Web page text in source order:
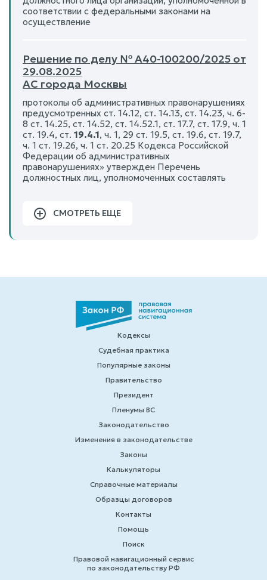
соответствии с федеральными законами на
осуществление
Решение по делу № А40-100200/2025 от
29.08.2025
АС города Москвы
протоколы об административных правонарушениях
предусмотренных ст. 14.12, ст. 14.13, ст. 14.23, ч. 6-
8 ст. 14.25, ст. 14.52, ст. 14.52.1, ст. 17.7, ст. 17.9, ч. 1
ст. 19.4, ст. 19.4.1, ч. 1, 29 ст. 19.5, ст. 19.6, ст. 19.7,
ч. 1 ст. 19.26, ч. 1 ст. 20.25 Кодекса Российской
Федерации об административных
правонарушениях» утвержден Перечень
должностных лиц, уполномоченных составлять
СМОТРЕТЬ ЕЩЕ
Кодексы
Судебная практика
Популярные законы
Правительство
Президент
Пленумы ВС
Законодательство
Изменения в законодательстве
Законы
Калькуляторы
Справочные материалы
Образцы договоров
Контакты
Помощь
Поиск
Правовой навигационный сервис
по законодательству РФ